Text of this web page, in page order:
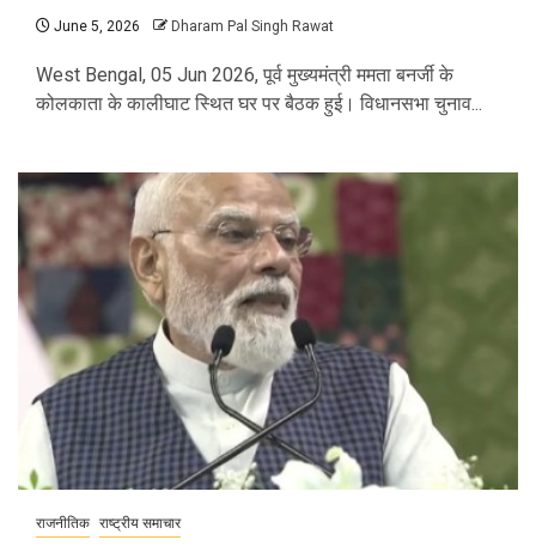
June 5, 2026 Dharam Pal Singh Rawat
West Bengal, 05 Jun 2026, पूर्व मुख्यमंत्री ममता बनर्जी के
कोलकाता के कालीघाट स्थित घर पर बैठक हुई। विधानसभा चुनाव...
राजनीतिक राष्ट्रीय समाचार